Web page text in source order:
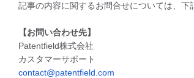
記事の内容に関するお問合せについては、下
【お問い合わせ先】
Patentfield株式会社
カスタマーサポート
contact@patentfield.com